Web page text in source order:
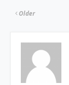
Older